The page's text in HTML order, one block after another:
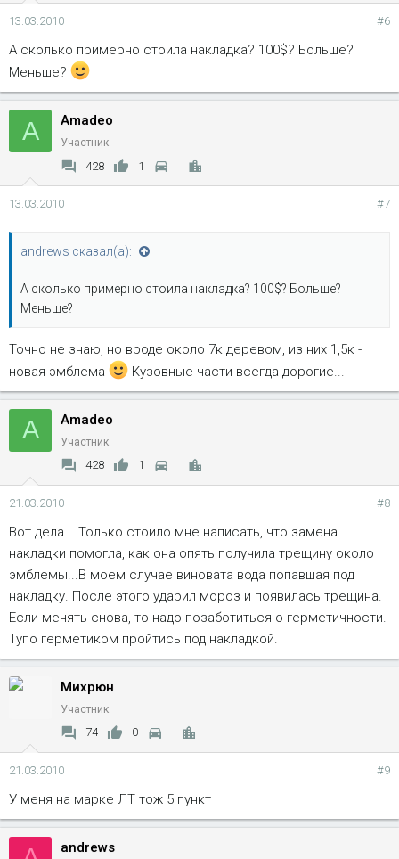
13.03.2010 #6
А сколько примерно стоила накладка? 100$? Больше?
Меньше?
A Amadeo
Участник
428 1
13.03.2010 #7
andrews сказал(а):
А сколько примерно стоила накладка? 100$? Больше?
Меньше?
Точно не знаю, но вроде около 7к деревом, из них 1,5к -
новая эмблема
Кузовные части всегда дорогие...
A Amadeo
Участник
428 1
21.03.2010 #8
Вот дела... Только стоило мне написать, что замена
накладки помогла, как она опять получила трещину около
эмблемы...В моем случае виновата вода попавшая под
накладку. После этого ударил мороз и появилась трещина.
Если менять снова, то надо позаботиться о герметичности.
Тупо герметиком пройтись под накладкой.
Михрюн
Участник
74 0
21.03.2010 #9
У меня на марке ЛТ тож 5 пункт
andrews